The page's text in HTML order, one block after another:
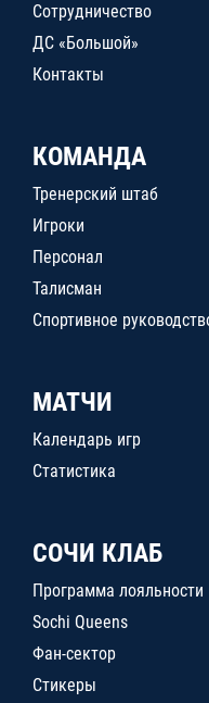
Сотрудничество
ДС «Большой»
Контакты
КОМАНДА
Тренерский штаб
Игроки
Персонал
Талисман
Спортивное
МАТЧИ
Календарь игр
Статистика
СОЧИ КЛАБ
Программа лояльности
Sochi Queens
Фан-сектор
Стикеры